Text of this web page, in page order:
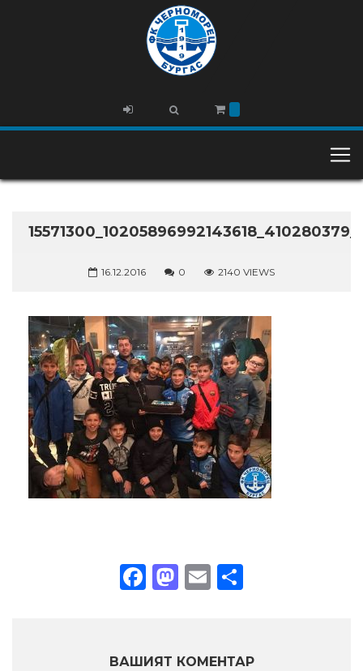
16.12.2016 0 2140 VIEWS
Facebook
Mastodon
Email
ВАШИЯТ КОМЕНТАР